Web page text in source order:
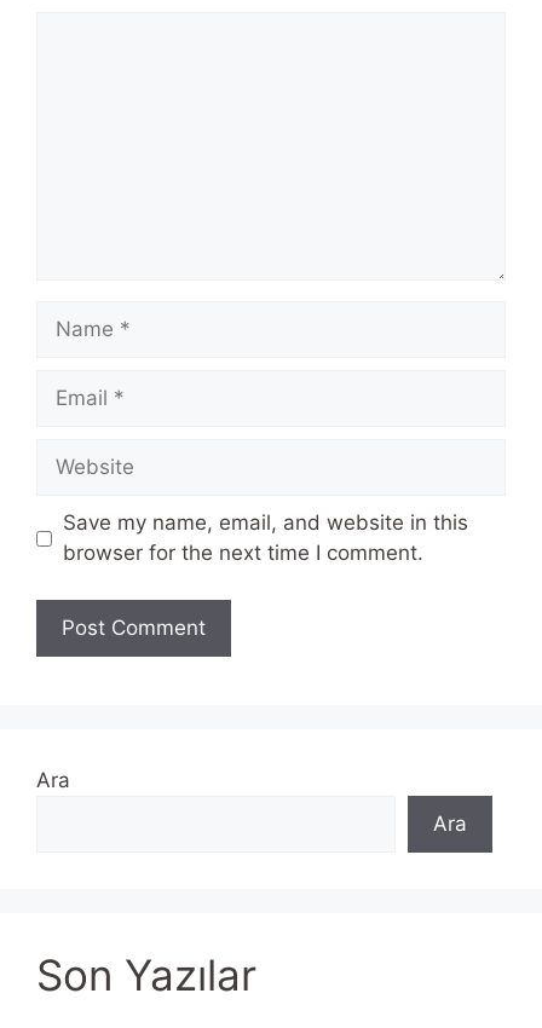
Name
Email
Website
Save my name, email, and website in this
browser for the next time I comment.
Ara
Ara
Son Yazılar